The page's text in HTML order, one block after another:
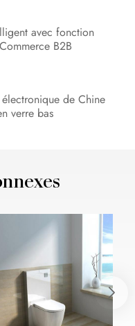
avec fonction
B2B
de Chine
verre bas